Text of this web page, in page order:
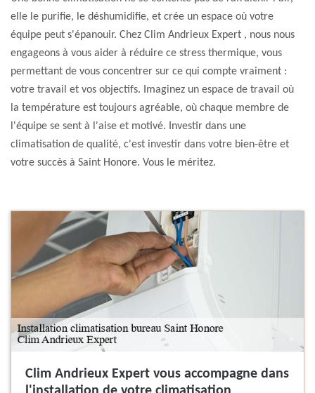
elle le purifie, le déshumidifie, et crée un espace où votre
équipe peut s'épanouir. Chez Clim Andrieux Expert , nous nous
engageons à vous aider à réduire ce stress thermique, vous
permettant de vous concentrer sur ce qui compte vraiment :
votre travail et vos objectifs. Imaginez un espace de travail où
la température est toujours agréable, où chaque membre de
l'équipe se sent à l'aise et motivé. Investir dans une
climatisation de qualité, c'est investir dans votre bien-être et
votre succès à Saint Honore. Vous le méritez.
Clim Andrieux Expert vous accompagne dans